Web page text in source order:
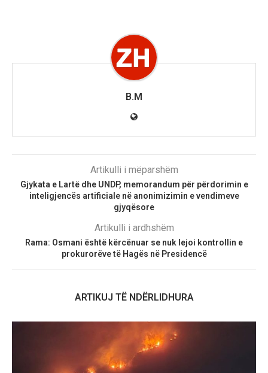
B.M
Artikulli i mëparshëm
Gjykata e Lartë dhe UNDP, memorandum për përdorimin e
inteligjencës artificiale në anonimizimin e vendimeve
gjyqësore
Artikulli i ardhshëm
Rama: Osmani është kërcënuar se nuk lejoi kontrollin e
prokurorëve të Hagës në Presidencë
ARTIKUJ TË NDËRLIDHURA